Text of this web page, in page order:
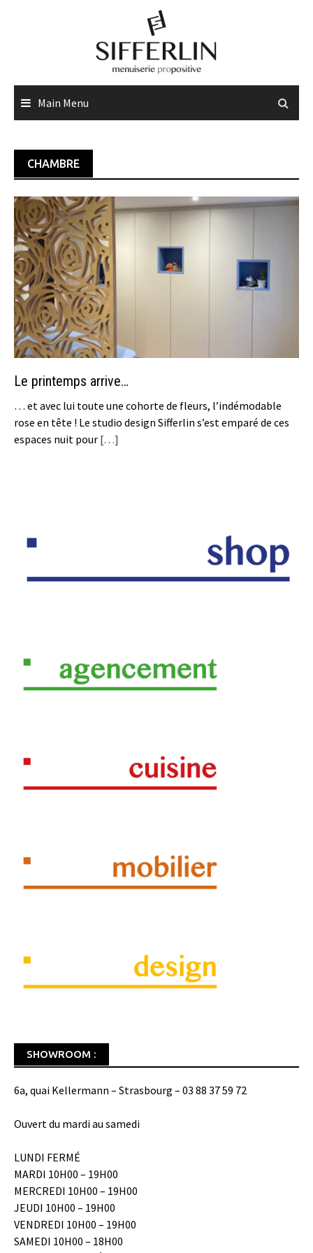
Main Menu
CHAMBRE
Le printemps arrive…
… et avec lui toute une cohorte de fleurs, l’indémodable
rose en tête ! Le studio design Sifferlin s’est emparé de ces
espaces nuit pour […]
SHOWROOM :
6a, quai Kellermann – Strasbourg – 03 88 37 59 72
Ouvert du mardi au samedi
LUNDI FERMÉ
MARDI 10H00 – 19H00
MERCREDI 10H00 – 19H00
JEUDI 10H00 – 19H00
VENDREDI 10H00 – 19H00
SAMEDI 10H00 – 18H00